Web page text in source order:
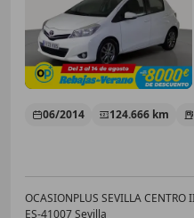
06/2014 124.666 km
OCASIONPLUS SEVILLA CENTRO
ES-41007 Sevilla